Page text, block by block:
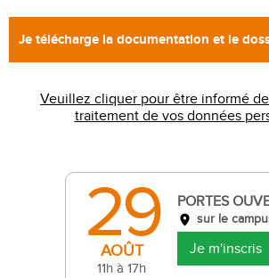
Veuillez cliquer pour être informé
traitement
29
AOÛT
11h à 17h
PORTES
sur le
Je m'inscris